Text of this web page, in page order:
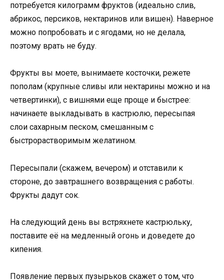
потребуется килограмм фруктов (идеально слив,
абрикос, персиков, нектаринов или вишен). Наверное
можно попробовать и с ягодами, но не делала,
поэтому врать не буду.
Фрукты вы моете, вынимаете косточки, режете
пополам (крупные сливы или нектарины можно и на
четвертинки), с вишнями еще проще и быстрее:
начинаете выкладывать в кастрюлю, пересыпая
слои сахарным песком, смешанным с
быстрорастворимым желатином.
Пересыпали (скажем, вечером) и отставили к
стороне, до завтрашнего возвращения с работы.
Фрукты дадут сок.
На следующий день вы встряхнете кастрюльку,
поставите её на медленный огонь и доведете до
кипения.
Появление первых пузырьков скажет о том, что